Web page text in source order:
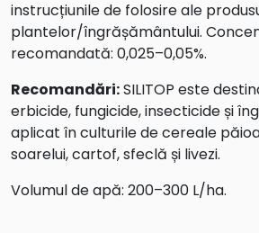
instrucțiunile de folosire ale
plantelor/îngrășământului.
recomandată: 0,025–0,05%.
Recomandări:SILITOP este
erbicide, fungicide, insecticide și
aplicat în culturile de cereale
soarelui, cartof, sfeclă și livezi.
Volumul de apă: 200–300 L/ha.